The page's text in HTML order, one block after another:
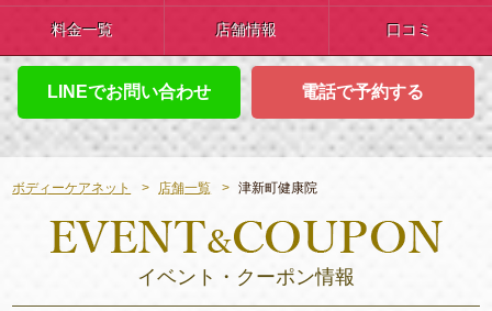
料金一覧 店舗情報 口コミ
LINEでお問い合わせ 電話で予約する
ボディーケアネット 店舗一覧 津新町健康院
イベント・クーポン情報